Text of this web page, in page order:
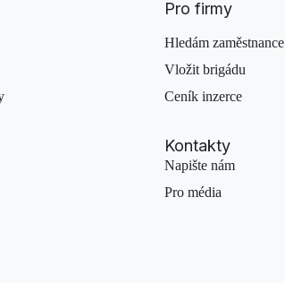
Pro firmy
Hledám zaměstnance
Vložit brigádu
Ceník inzerce
Kontakty
Napište nám
Pro média